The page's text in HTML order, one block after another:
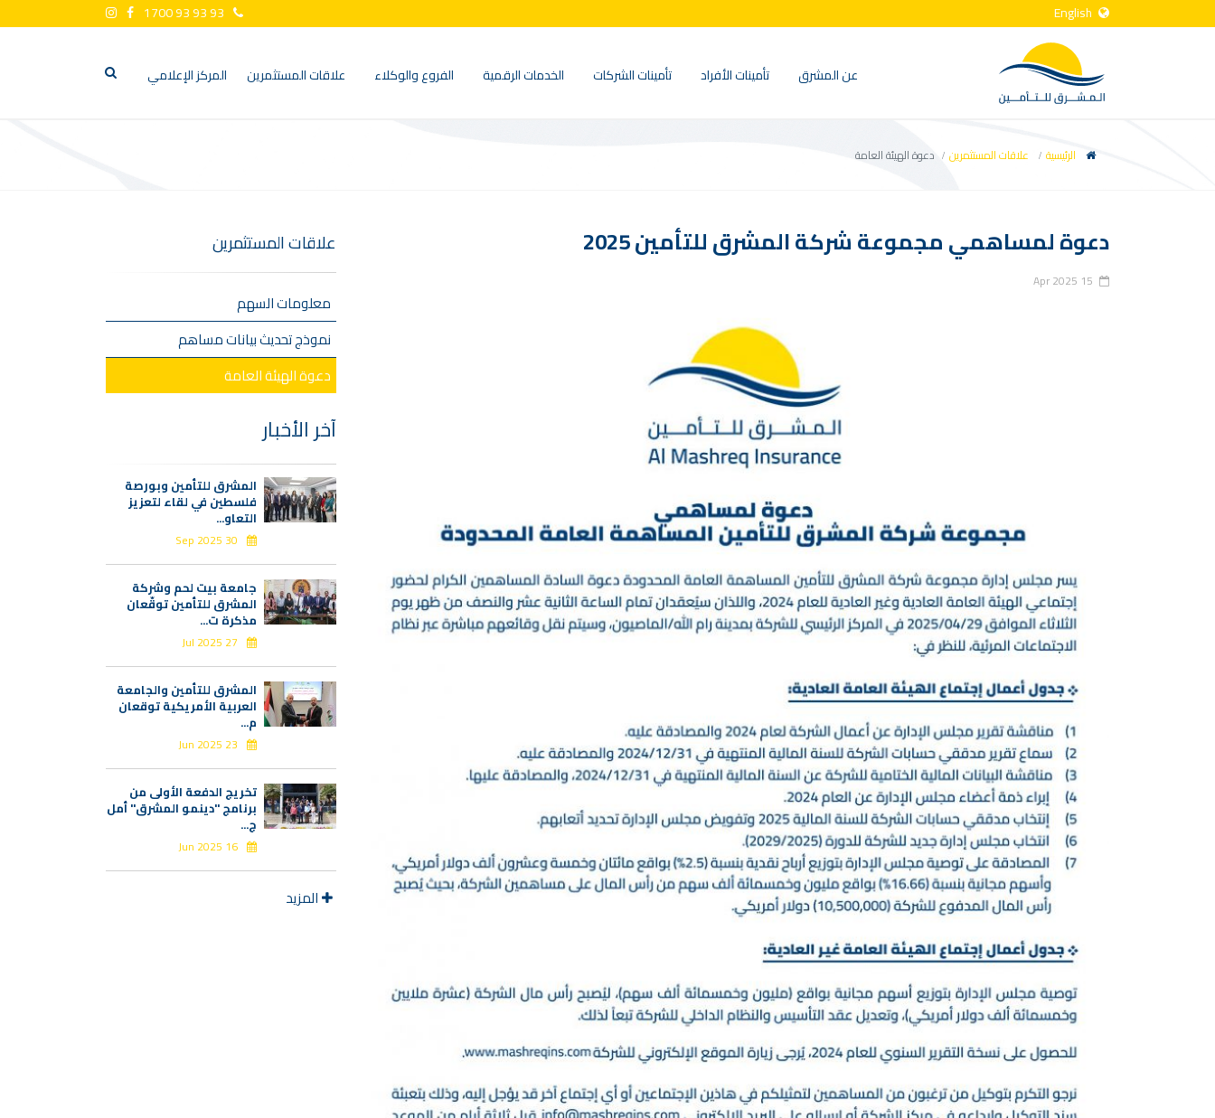
1700 93 93 93
عن المشرق تأمينات الأفراد تأمينات الشركات الخدمات الرقمية الفروع والوكلاء علاقات المستثمرين المركز الإعلامي
الرئيسية علاقات المستثمرين دعوة الهيئة العامة
دعوة لمساهمي مجموعة شركة المشرق للتأمين 2025
15 Apr 2025
علاقات المستثمرين
معلومات السهم
نموذج تحديث بيانات مساهم
دعوة الهيئة العامة
آخر الأخبار
المشرق للتأمين وبورصة
فلسطين في لقاء لتعزيز
التعاو...
30 Sep 2025
جامعة بيت لحم وشركة
المشرق للتأمين توقّعان
مذكرة ت...
27 Jul 2025
المشرق للتأمين والجامعة
العربية الأمريكية توقعان
م...
23 Jun 2025
تخريج الدفعة الأولى من
برنامج "دينمو المشرق" أمل
ج...
16 Jun 2025
المزيد